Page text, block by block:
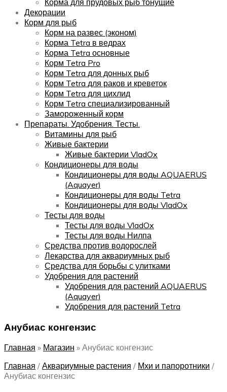
Декорации
Корм для рыб
Корм на развес (эконом)
Корма Tetra в ведрах
Корма Tetra основные
Корм Tetra Pro
Корм Tetra для донных рыб
Корм Tetra для раков и креветок
Корм Tetra для цихлид
Корм Tetra специализированный
Замороженный корм
Препараты. Удобрения. Тесты.
Витамины для рыб
Живые бактерии
Живые бактерии VladOx
Кондиционеры для воды
Кондиционеры для воды AQUAERUS
(Aquayer)
Кондиционеры для воды Tetra
Кондиционеры для воды VladOx
Тесты для воды
Тесты для воды VladOx
Тесты для воды Нилпа
Средства против водорослей
Лекарства для аквариумных рыб
Средства для борьбы с улитками
Удобрения для растений
Удобрения для растений AQUAERUS
(Aquayer)
Удобрения для растений Tetra
Анубиас конгензис
Главная » Магазин » Анубиас конгензис
Главная / Аквариумные растения / Мхи и папоротники /
Анубиас конгензис